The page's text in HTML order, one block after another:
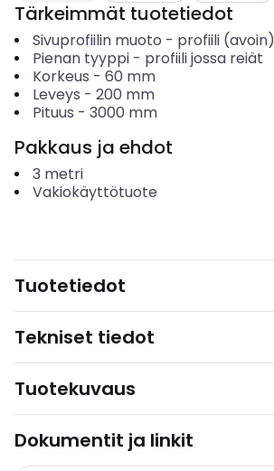
Tärkeimmät tuotetiedot
Sivuprofiilin muoto - profiili (avoin)
Pienan tyyppi- profiili jossa reiät
Korkeus - 60 mm
Leveys - 200 mm
Pituus - 3000 mm
Pakkaus ja ehdot
3 metri
Vakiokäyttötuote
Tuotetiedot
Tekniset tiedot
Tuotekuvaus
Dokumentit ja linkit